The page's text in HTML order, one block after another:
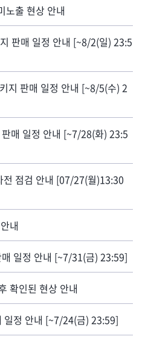
노출 현상 안내
판매 일정 안내 [~8/2(일) 23:5
지 판매 일정 안내 [~8/5(수) 2
매 일정 안내 [~7/28(화) 23:5
점검 안내 [07/27(월)13:30
내
일정 안내 [~7/31(금) 23:59]
확인된 현상 안내
일정 안내 [~7/24(금) 23:59]